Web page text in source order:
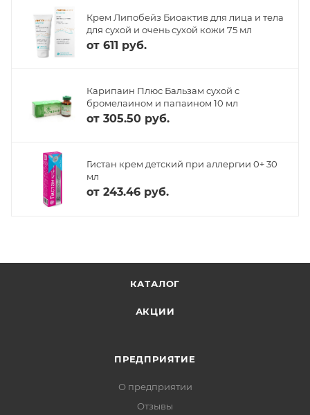
Крем Липобейз Биоактив для лица и тела
для сухой и очень сухой кожи 75 мл
от 611 руб.
Карипаин Плюс Бальзам сухой с
бромелаином и папаином 10 мл
от 305.50 руб.
Гистан крем детский при аллергии 0+ 30
мл
от 243.46 руб.
КАТАЛОГ
АКЦИИ
ПРЕДПРИЯТИЕ
О предприятии
Отзывы